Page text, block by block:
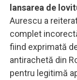
lansarea de
Aurescu a
complet
fiind exprimată
antirachetă din
pentru legitimă